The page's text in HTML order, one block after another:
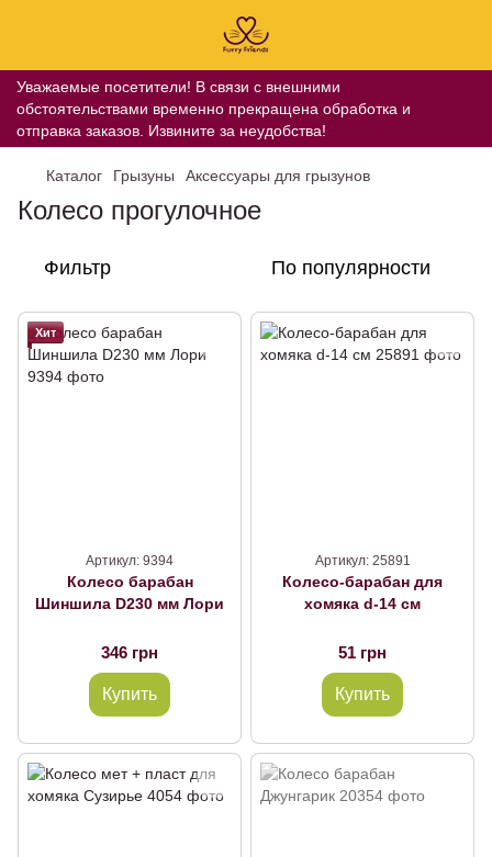
Уважаемые посетители! В связи с внешними
обстоятельствами временно прекращена обработка и
отправка заказов. Извините за неудобства!
Каталог Грызуны Аксессуары для грызунов
Колесо прогулочное
Фильтр По популярности
Хит
Артикул: 9394
Колесо барабан
Шиншила D230 мм Лори
346 грн
Купить
Артикул: 25891
Колесо-барабан для
хомяка d-14 см
51 грн
Купить